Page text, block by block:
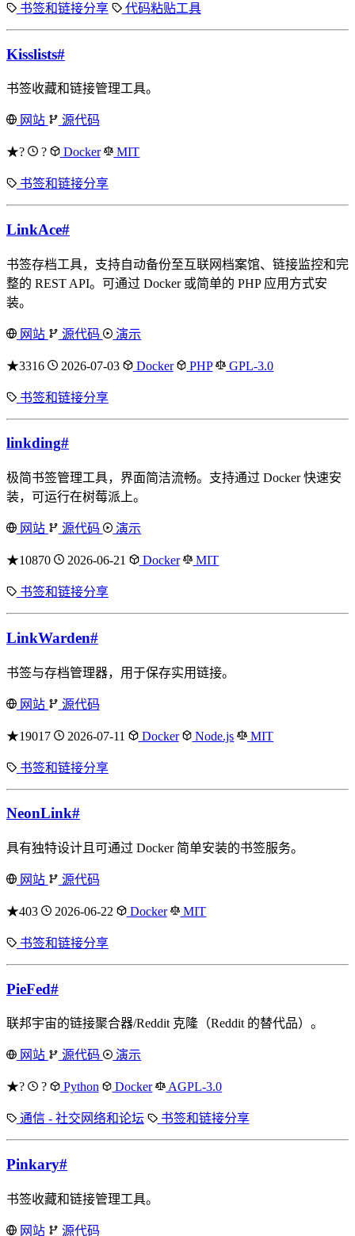
书签和链接分享 代码粘贴工具
Kisslists#
书签收藏和链接管理工具。
网站 源代码
★? ? Docker MIT
书签和链接分享
LinkAce#
书签存档工具，支持自动备份至互联网档案馆、链接监控和完
整的 REST API。可通过 Docker 或简单的 PHP 应用方式安
装。
网站 源代码 演示
★3316 2026-07-03 Docker PHP GPL-3.0
书签和链接分享
linkding#
极简书签管理工具，界面简洁流畅。支持通过 Docker 快速安
装，可运行在树莓派上。
网站 源代码 演示
★10870 2026-06-21 Docker MIT
书签和链接分享
LinkWarden#
书签与存档管理器，用于保存实用链接。
网站 源代码
★19017 2026-07-11 Docker Node.js MIT
书签和链接分享
NeonLink#
具有独特设计且可通过 Docker 简单安装的书签服务。
网站 源代码
★403 2026-06-22 Docker MIT
书签和链接分享
PieFed#
联邦宇宙的链接聚合器/Reddit 克隆（Reddit 的替代品）。
网站 源代码 演示
★? ? Python Docker AGPL-3.0
通信 - 社交网络和论坛 书签和链接分享
Pinkary#
书签收藏和链接管理工具。
网站 源代码